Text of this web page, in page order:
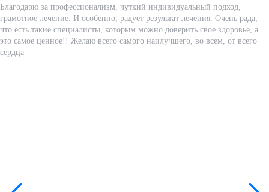
Благодарю за профессионализм, чуткий индивидуальный подход,
грамотное лечение. И особенно, радует результат лечения. Очень рада,
что есть такие специалисты, которым можно доверить свое здоровье, а
это самое ценное!! Желаю всего самого наилучшего, во всем, от всего
сердца